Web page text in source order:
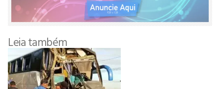
Leia também